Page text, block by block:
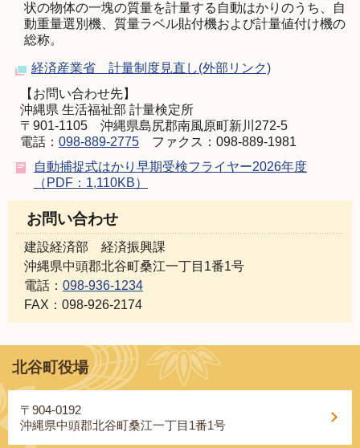
状の物体の一塊の質量を計量する自動はかりのうち、自
動重量選別機、質量ラベル貼付機および計量値付け機の
総称。
経済産業省 計量制度見直し(外部リンク)
【お問い合わせ先】
沖縄県 生活福祉部 計量検定所
〒901-1105 沖縄県島尻郡南風原町新川272-5
電話： 098-889-2775 ファクス：098-889-1981
自動捕捉式はかり早期受検フライヤー2026年度
（PDF：1,110KB）
お問い合わせ
建設経済部 経済振興課
沖縄県中頭郡北谷町桑江一丁目1番1号
電話： 098-936-1234
FAX：098-926-2174
北谷町役場
〒904-0192
沖縄県中頭郡北谷町桑江一丁目1番1号